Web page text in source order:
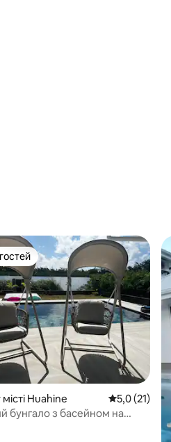
відгуки: 11
гостей
Huahine Середня
5,0 (21)
бунгало з басейном на